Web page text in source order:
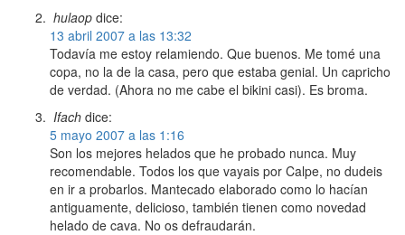
hulaop dice:
13 abril 2007 a las 13:32
Todavía me estoy relamiendo. Que buenos. Me tomé una
copa, no la de la casa, pero que estaba genial. Un capricho
de verdad. (Ahora no me cabe el bikini casi). Es broma.
Ifach dice:
5 mayo 2007 a las 1:16
Son los mejores helados que he probado nunca. Muy
recomendable. Todos los que vayais por Calpe, no dudeis
en ir a probarlos. Mantecado elaborado como lo hacían
antiguamente, delicioso, también tienen como novedad
helado de cava. No os defraudarán.